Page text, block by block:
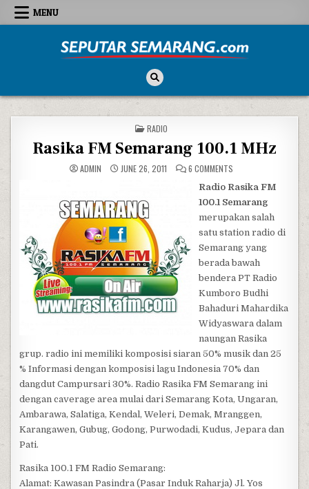
Skip to content
MENU
POSTED IN
RADIO
Rasika FM Semarang 100.1 MHz
ADMIN JUNE 26, 2011 6 COMMENTSON RASIKA FM
Radio Rasika FM
100.1 Semarang
merupakan salah
satu station radio di
Semarang yang
berada bawah
bendera PT Radio
Kumboro Budhi
Bahaduri Mahardika
Widyaswara dalam
naungan Rasika
grup. radio ini memiliki komposisi siaran 50% musik dan 25
% Informasi dengan komposisi lagu Indonesia 70% dan
dangdut Campursari 30%. Radio Rasika FM Semarang ini
dengan caverage area mulai dari Semarang Kota, Ungaran,
Ambarawa, Salatiga, Kendal, Weleri, Demak, Mranggen,
Karangawen, Gubug, Godong, Purwodadi, Kudus, Jepara dan
Pati.
Rasika 100.1 FM Radio Semarang:
Alamat: Kawasan Pasindra (Pasar Induk Raharja) Jl. Yos